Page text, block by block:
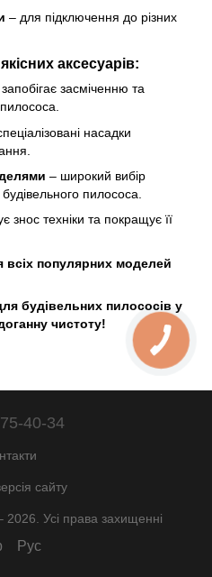
– для підключення до різних
аксесуарів:
засміченню та
насадки
– широкий вибір
пилососа.
знос техніки та покращує її
всіх популярних моделей
будівельних пилососів у
чистоту!
40-34
сайту
Усі права захищенні
Рус